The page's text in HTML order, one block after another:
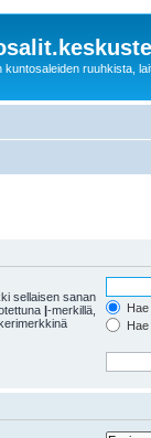
kuntosaleiden ruuhkista,
sellaisen sanan
|-merkillä,